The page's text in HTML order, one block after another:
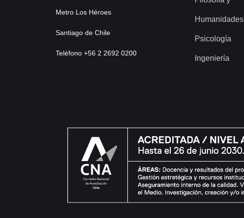
Metro Los Héroes
Santiago de Chile
Teléfono +56 2 2692 0200
Humanidades
Psicología
Ingeniería